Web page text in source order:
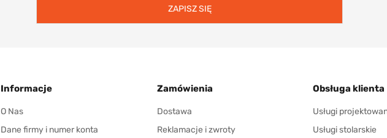
Informacje
O Nas
Dane firmy i numer konta
Zamówienia
Dostawa
Reklamacje i zwroty
Obsługa klienta
Usługi
Usługi stolarskie